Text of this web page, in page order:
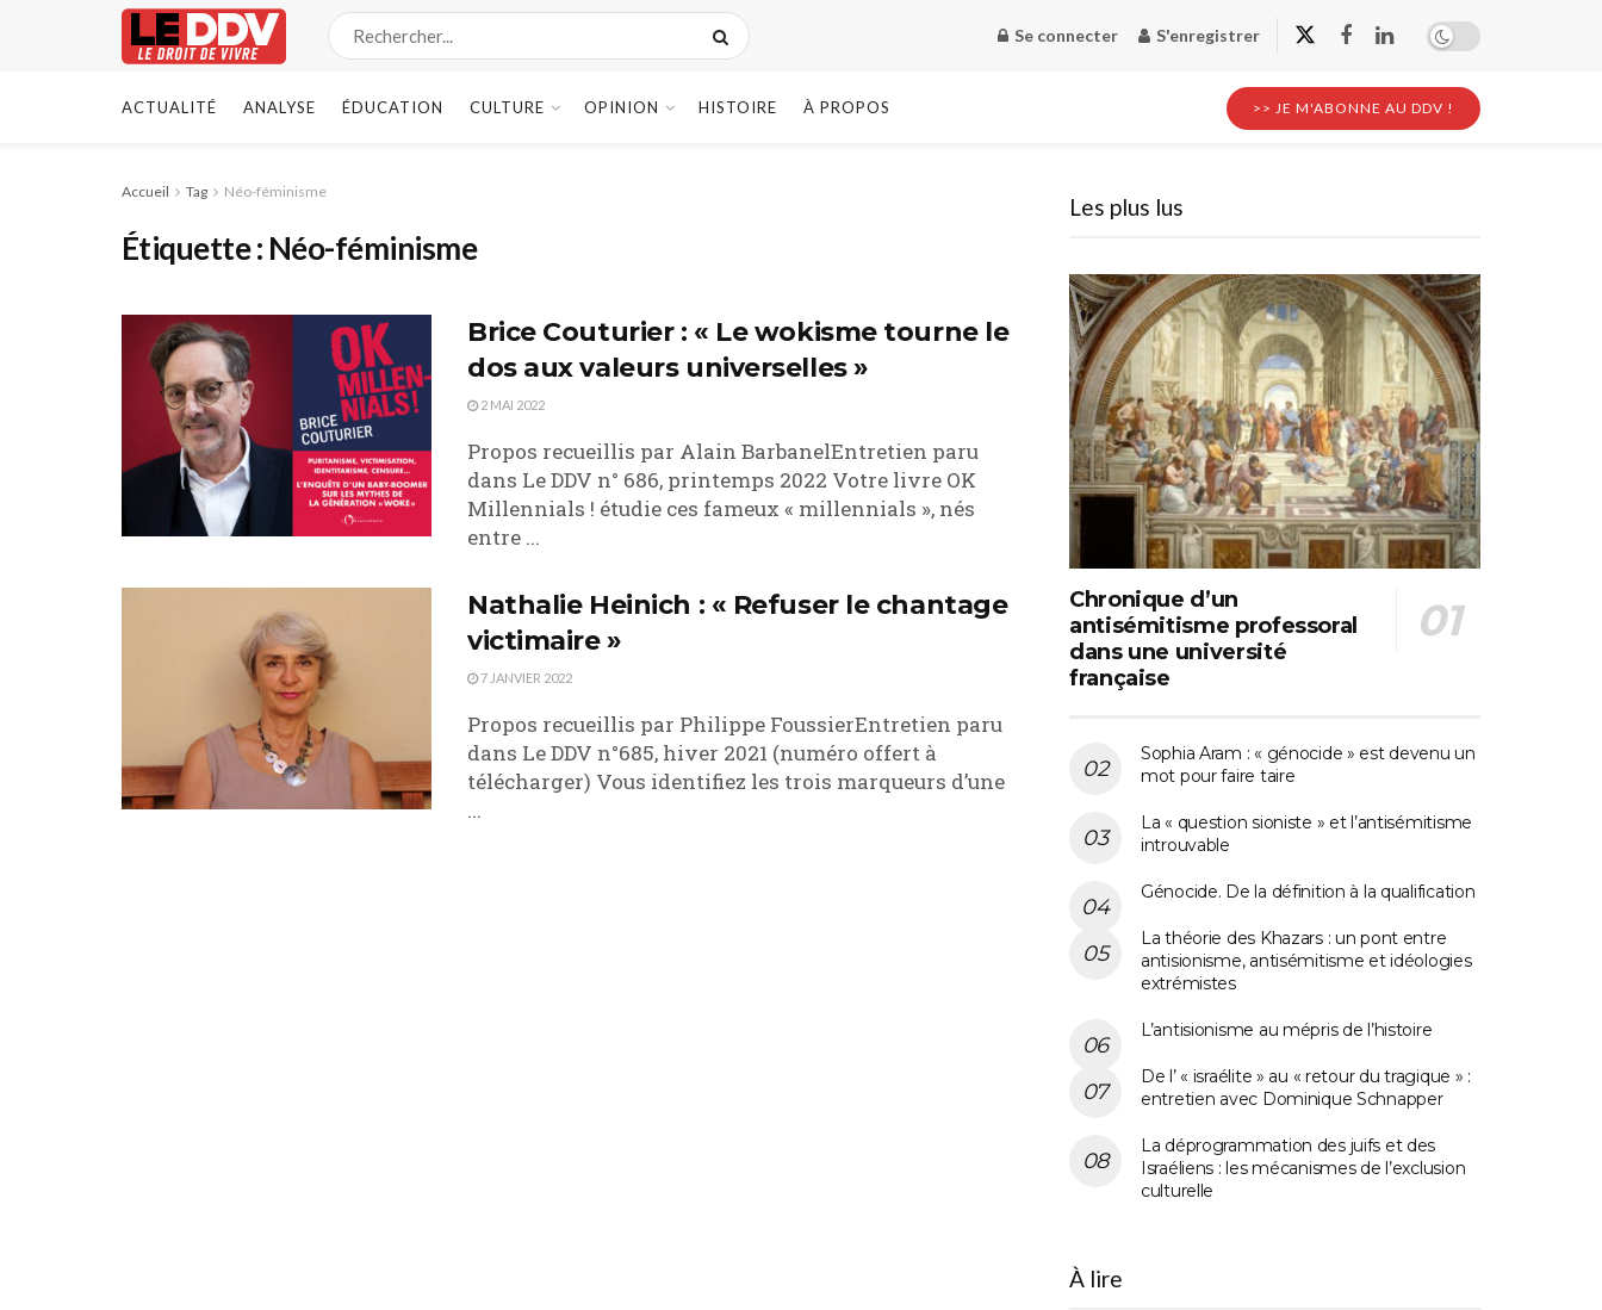
Se connecter S'enregistrer
ACTUALITÉ ANALYSE ÉDUCATION CULTURE OPINION HISTOIRE À PROPOS >> JE M'ABONNE AU DDV !
Accueil Tag Néo-féminisme
Étiquette : Néo-féminisme
Brice Couturier : « Le wokisme tourne le
dos aux valeurs universelles »
2 MAI 2022
Propos recueillis par Alain BarbanelEntretien paru
dans Le DDV n° 686, printemps 2022 Votre livre OK
Millennials ! étudie ces fameux « millennials », nés
entre ...
Nathalie Heinich : « Refuser le chantage
victimaire »
7 JANVIER 2022
Propos recueillis par Philippe FoussierEntretien paru
dans Le DDV n°685, hiver 2021 (numéro offert à
télécharger) Vous identifiez les trois marqueurs d’une
...
Les plus lus
Chronique d’un
antisémitisme professoral
dans une université
française
Sophia Aram : « génocide » est devenu un
mot pour faire taire
La « question sioniste » et l’antisémitisme
introuvable
Génocide. De la définition à la qualification
La théorie des Khazars : un pont entre
antisionisme, antisémitisme et idéologies
extrémistes
L’antisionisme au mépris de l’histoire
De l’ « israélite » au « retour du tragique » :
entretien avec Dominique Schnapper
La déprogrammation des juifs et des
Israéliens : les mécanismes de l’exclusion
culturelle
À lire